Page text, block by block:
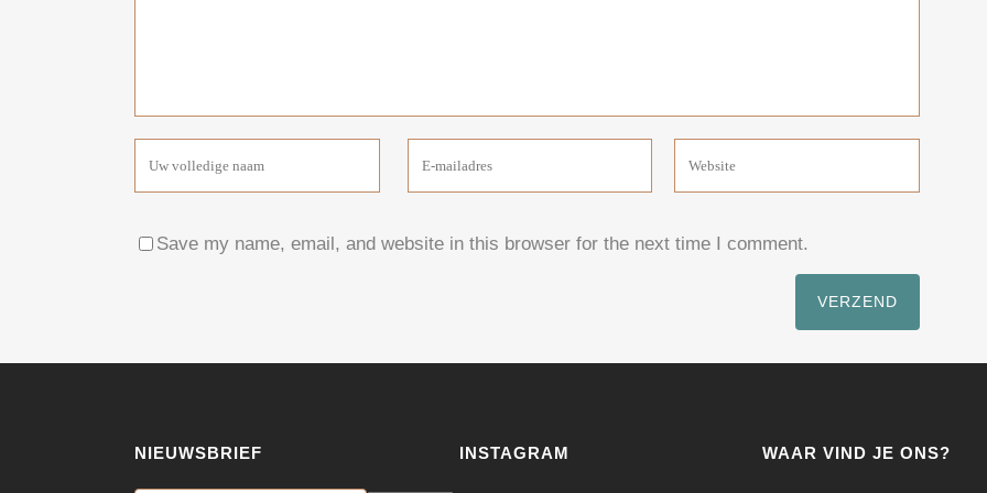
Save my name, email, and website in this browser for the next time I comment.
NIEUWSBRIEF INSTAGRAM WAAR VIND JE ONS?